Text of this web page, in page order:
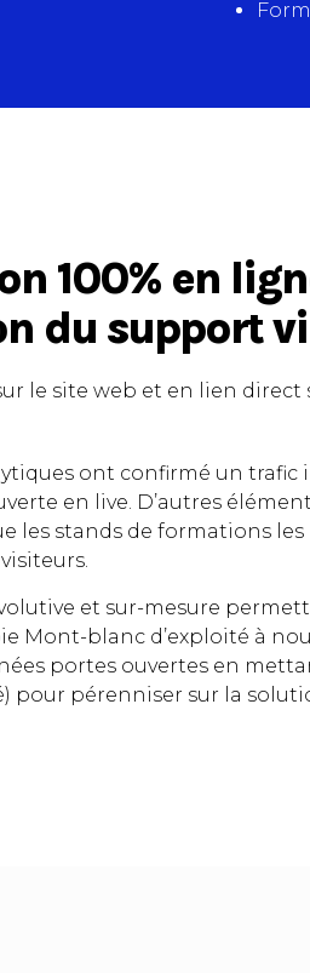
100% en
du support
le site web et en lien
ont confirmé un
en live. D’autres
les stands de formations les
et sur-mesure
Mont-blanc d’exploité à
portes ouvertes en
pour pérenniser sur la